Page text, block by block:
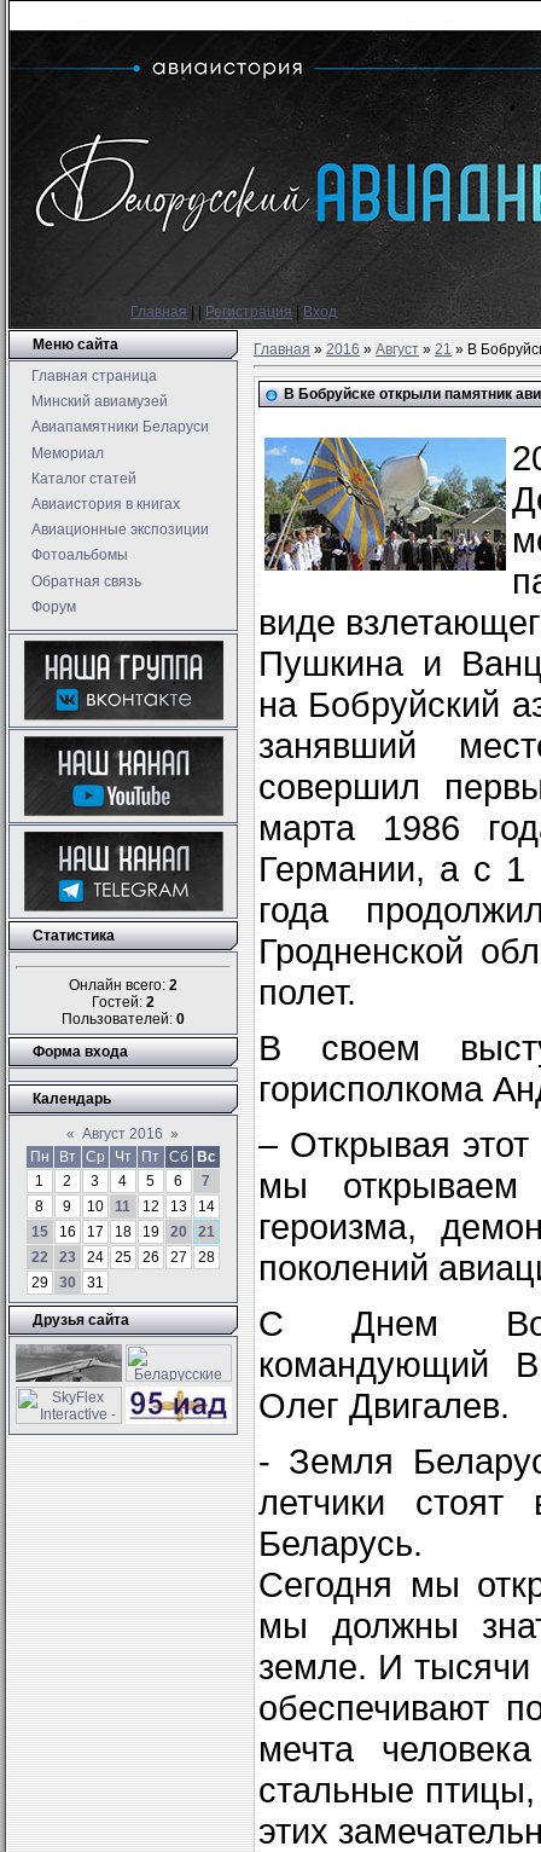
Главная Регистрация
Вход
Меню сайта
Главная страница
Минский авиамузей
Авиапамятники Беларуси
Мемориал
Каталог статей
Авиаистория в книгах
Авиационные экспозиции
Фотоальбомы
Обратная связь
Форум
Статистика
Онлайн всего: 2
Гостей: 2
Пользователей: 0
Форма входа
Календарь
« Август 2016 »
Пн
Вт Ср Чт Пт Сб
Вс
1
2 3 4 5 6
7
8
9 10 11 12 13
14
15
16 17 18 19 20
21
22
23 24 25 26 27
28
29
30 31
Друзья сайта
Главная»2016 » Август » 21» В
В Бобруйске открыли памятник
виде
Пушкина и
на Бобруйский
занявший
совершил
марта 1986
Германии, а с 1
года
Гродненской
полет.
В своем
горисполкома
– Открывая
мы открываем
героизма,
поколений
С Днем
командующий
Олег Двигалев.
- Земля
летчики
Беларусь.
Сегодня мы
мы должны
земле. И тысячи
обеспечивают
мечта
стальные
этих